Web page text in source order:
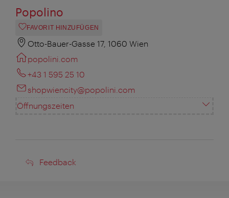
Popolino
FAVORIT HINZUFÜGEN
Otto-Bauer-Gasse 17, 1060 Wien
popolini.com
+43 1 595 25 10
shopwiencity@popolini.com
Öffnungszeiten
Feedback
Feedback